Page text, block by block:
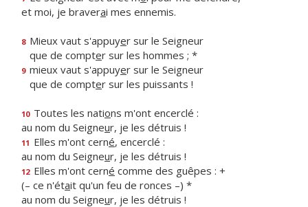
et moi, je braverai mes ennemis.
8 Mieux vaut s'appuyer sur le Seigneur
que de compter sur les hommes ; *
9 mieux vaut s'appuyer sur le Seigneur
que de compter sur les puissants !
10 Toutes les nations m'ont encerclé :
au nom du Seigneur, je les détruis !
11 Elles m'ont cerné, encerclé :
au nom du Seigneur, je les détruis !
12 Elles m'ont cerné comme des guêpes : +
(– ce n'était qu'un feu de ronces –) *
au nom du Seigneur, je les détruis !